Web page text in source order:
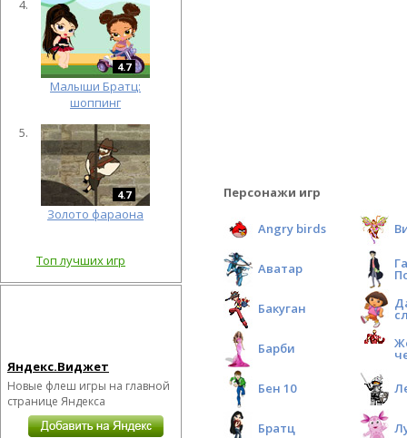
4.7
Малыши Братц:
шоппинг
4.7
Золото фараона
Топ лучших игр
Яндекс.Виджет
Новые флеш игры на главной
странице Яндекса
Персонажи игр
Angry birds
Аватар
Бакуган
Барби
Бен 10
Братц